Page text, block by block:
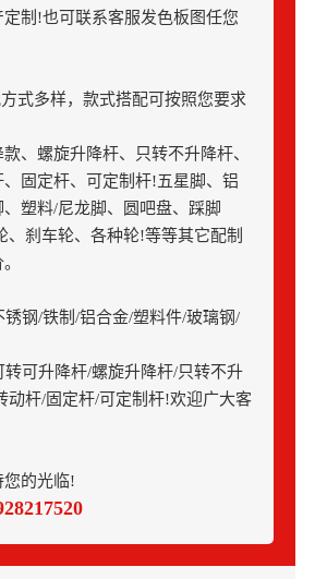
制!也可联系客服发色板图任您
式多样，款式搭配可按照您要求
、螺旋升降杆、只转不升降杆、
、固定杆、可定制杆!五星脚、铝
塑料/尼龙脚、圆吧盘、踩脚
、刹车轮、各种轮!等等其它配制
锈钢/铁制/铝合金/塑料件/玻璃钢/
转可升降杆/螺旋升降杆/只转不升
动杆/固定杆/可定制杆!欢迎广大客
您的光临!